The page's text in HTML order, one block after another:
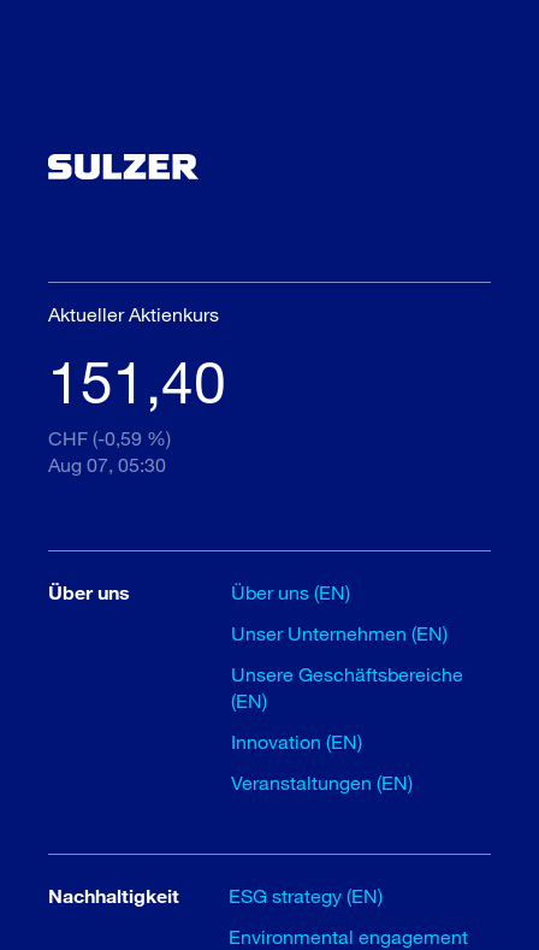
Aktueller Aktienkurs
151,40
CHF (-0,59 %)
Aug 07, 05:30
Über uns
Über uns (EN)
Unser Unternehmen (EN)
Unsere Geschäftsbereiche
(EN)
Innovation (EN)
Veranstaltungen (EN)
Nachhaltigkeit
ESG strategy (EN)
Environmental engagement